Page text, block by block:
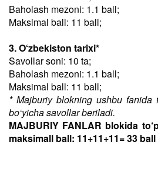
Baholash mezoni: 1.1 ball;
Maksimal ball: 11 ball;
3. O‘zbekiston tarixi*
Savollar soni: 10 ta;
Baholash mezoni: 1.1 ball;
Maksimal ball: 11 ball;
* Majburiy blokning ushbu fanida
bo‘yicha savollar beriladi.
MAJBURIY FANLAR blokida
maksimall ball: 11+11+11= 33 ball